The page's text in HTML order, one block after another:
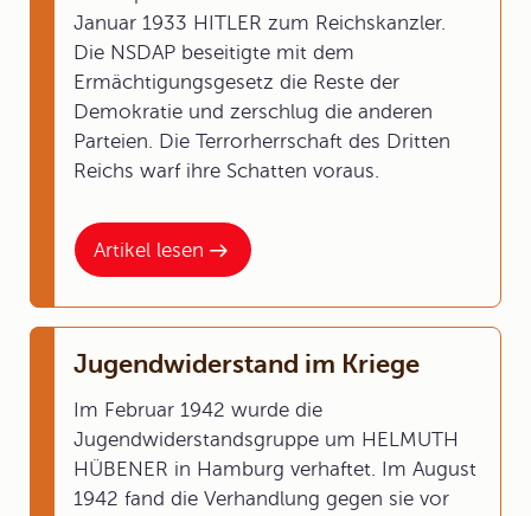
Artikel lesen
Januar 1933 HITLER zum Reichskanzler.
Die NSDAP beseitigte mit dem
Ermächtigungsgesetz die Reste der
Demokratie und zerschlug die anderen
Parteien. Die Terrorherrschaft des Dritten
Reichs warf ihre Schatten voraus.
Jugendwiderstand im Kriege
Im Februar 1942 wurde die
Jugendwiderstandsgruppe um HELMUTH
HÜBENER in Hamburg verhaftet. Im August
1942 fand die Verhandlung gegen sie vor